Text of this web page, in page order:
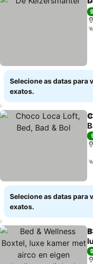
Selecione as datas para
exatos.
Selecione as datas para
exatos.